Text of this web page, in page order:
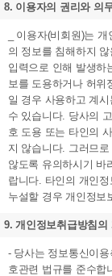
8. 이용자의 권리와 의
_ 이용자(비회원)는
의 정보를 침해하지
입력으로 인해 발생하
보를 도용하거나 허위
일 경우 사용하고 계
수 있습니다. 당사의
호 도용 또는 타인의
지 않습니다. 그러므
않도록 유의하시기 바
랍니다. 타인의 개인
누설할 경우 개인정보
9. 개인정보취급방침의
- 당사는 정보통신이
호관련 법규를 준수합